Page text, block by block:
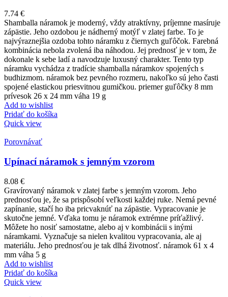
7.74 €
Shamballa náramok je moderný, vždy atraktívny, príjemne masíruje
zápästie. Jeho ozdobou je nádherný motýľ v zlatej farbe. To je
najvýraznejšia ozdoba tohto náramku z čiernych guľôčok. Farebná
kombinácia nebola zvolená iba náhodou. Jej prednosť je v tom, že
dokonale k sebe ladí a navodzuje luxusný charakter. Tento typ
náramku vychádza z tradície shamballa náramkov spojených s
budhizmom. náramok bez pevného rozmeru, nakoľko sú jeho časti
spojené elastickou priesvitnou gumičkou. priemer guľôčky 8 mm
prívesok 26 x 24 mm váha 19 g
Add to wishlist
Pridať do košíka
Quick view
Porovnávať
Upínací náramok s jemným vzorom
8.08 €
Gravírovaný náramok v zlatej farbe s jemným vzorom. Jeho
prednosťou je, že sa prispôsobí veľkosti každej ruke. Nemá pevné
zapínanie, stačí ho iba pricvaknúť na zápästie. Vypracovanie je
skutočne jemné. Vďaka tomu je náramok extrémne príťažlivý.
Môžete ho nosiť samostatne, alebo aj v kombinácii s inými
náramkami. Vyznačuje sa nielen kvalitou vypracovania, ale aj
materiálu. Jeho prednosťou je tak dlhá životnosť. náramok 61 x 4
mm váha 5 g
Add to wishlist
Pridať do košíka
Quick view